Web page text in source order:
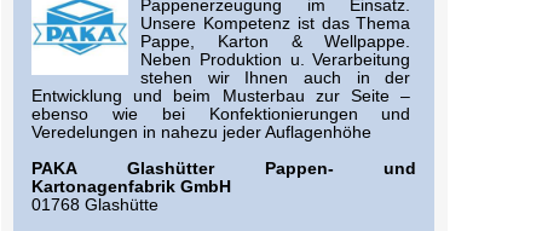
Pappenerzeugung im Einsatz.
Unsere Kompetenz ist das Thema
Pappe, Karton & Wellpappe.
Neben Produktion u. Verarbeitung
stehen wir Ihnen auch in der
Entwicklung und beim Musterbau zur Seite –
ebenso wie bei Konfektionierungen und
Veredelungen in nahezu jeder Auflagenhöhe
PAKA Glashütter Pappen- und
Kartonagenfabrik GmbH
01768 Glashütte